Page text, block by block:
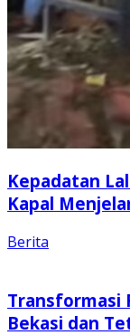
Kepadatan
Kapal
Berita
Transformasi
Bekasi dan